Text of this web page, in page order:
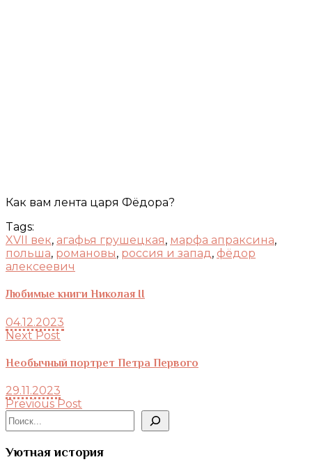
Как вам лента царя Фёдора?
Tags:
XVII век, агафья грушецкая, марфа апраксина,
польша, романовы, россия и запад, фёдор
алексеевич
Любимые книги Николая II
04.12.2023
Next Post
Необычный портрет Петра Первого
29.11.2023
Previous Post
Поиск
Уютная история